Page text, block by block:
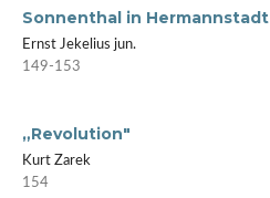
Sonnenthal in Hermannstadt
Ernst Jekelius jun.
149-153
„Revolution"
Kurt Zarek
154